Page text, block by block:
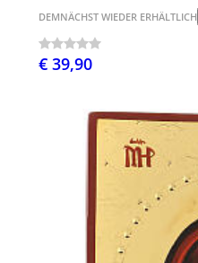
DEMNÄCHST WIEDER ERHÄLTLICH
€ 39,90